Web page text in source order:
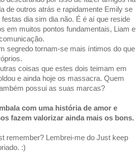
de outros atrás e rapidamente Emily se
dia sim dia não. É é aí que reside
em muitos pontos fundamentais, Liam e
segredo tornam-se mais íntimos do que
coisas que estes dois teimam em
e ainda hoje os massacra. Quem
possui as suas marcas?
com uma história de amor e
fazem valorizar ainda mais os bons.
remember? Lembrei-me do Just keep
:)